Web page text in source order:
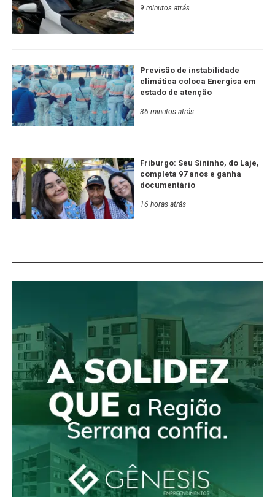
9 minutos atrás
Previsão de instabilidade
climática coloca Energisa em
estado de atenção
36 minutos atrás
Friburgo: Seu Sininho, do Laje,
completa 97 anos e ganha
documentário
16 horas atrás